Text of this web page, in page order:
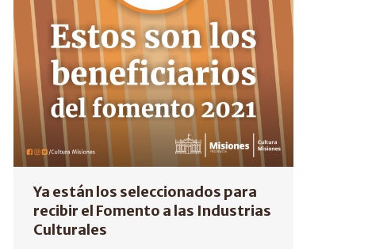
Ya están los seleccionados para
recibir el Fomento a las Industrias
Culturales